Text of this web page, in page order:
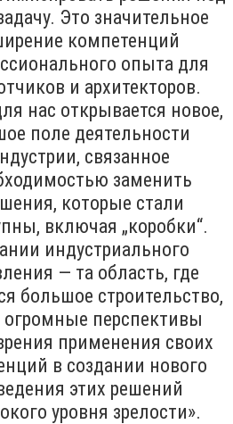
Это значительное
компетенций
опыта для
и архитекторов.
нас открывается новое,
поле деятельности
связанное
заменить
которые стали
включая „коробки“.
индустриального
— та область, где
большое строительство,
огромные перспективы
применения своих
в создании нового
этих решений
уровня зрелости».